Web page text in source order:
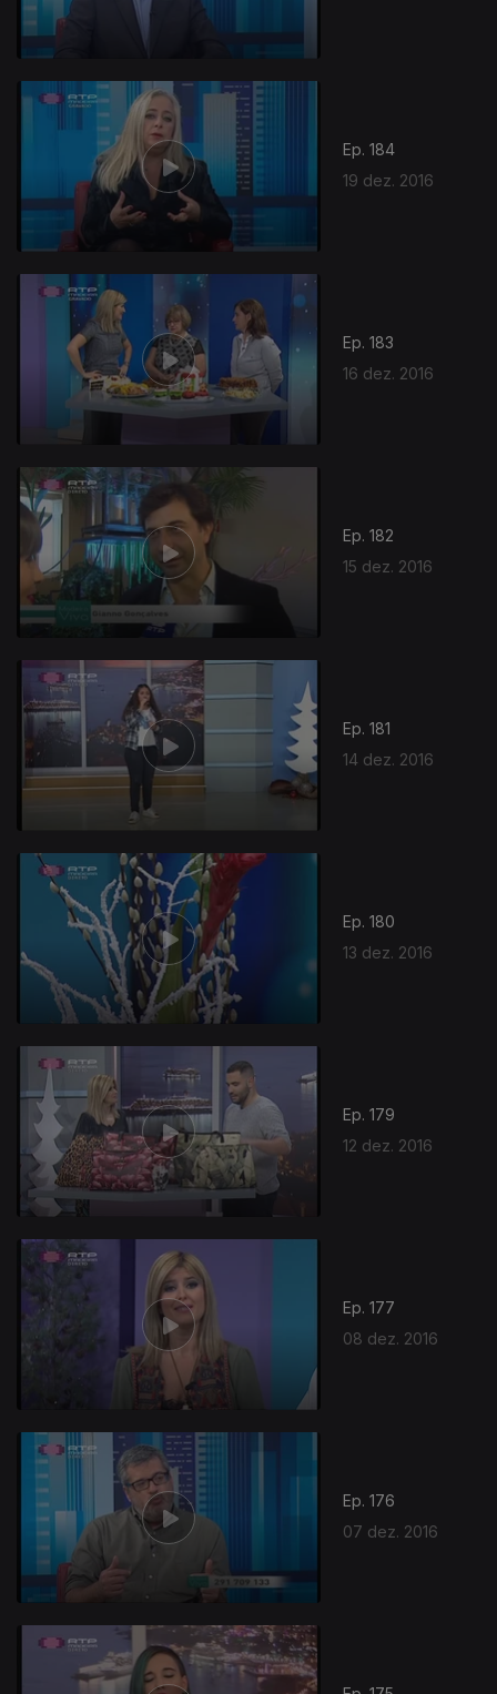
Ep. 184
19 dez. 2016
Ep. 183
16 dez. 2016
Ep. 182
15 dez. 2016
Ep. 181
14 dez. 2016
264189
Ep. 180
13 dez. 2016
Ep. 179
12 dez. 2016
Ep. 177
08 dez. 2016
Ep. 176
07 dez. 2016